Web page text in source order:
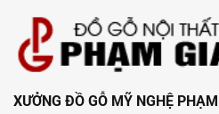
XƯỞNG ĐỒ GỖ MỸ NGHỆ